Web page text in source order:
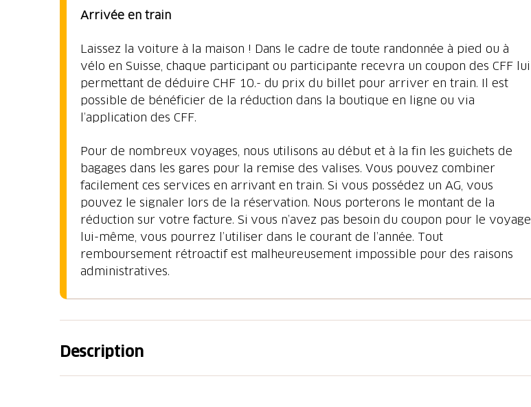
Arrivée en train
Laissez la voiture à la maison ! Dans le cadre de toute randonnée à pied ou à
vélo en Suisse, chaque participant ou participante recevra un coupon des CFF lui
permettant de déduire CHF 10.- du prix du billet pour arriver en train. Il est
possible de bénéficier de la réduction dans la boutique en ligne ou via
l’application des CFF.
Pour de nombreux voyages, nous utilisons au début et à la fin les guichets de
bagages dans les gares pour la remise des valises. Vous pouvez combiner
facilement ces services en arrivant en train. Si vous possédez un AG, vous
pouvez le signaler lors de la réservation. Nous porterons le montant de la
réduction sur votre facture. Si vous n’avez pas besoin du coupon pour le voyage
lui-même, vous pourrez l’utiliser dans le courant de l’année. Tout
remboursement rétroactif est malheureusement impossible pour des raisons
administratives.
Description